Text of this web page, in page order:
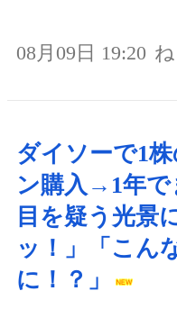
08月09日 19:20
ダイソーで1
ン購入→1年
目を疑う光景
ッ！」「こん
に！？」